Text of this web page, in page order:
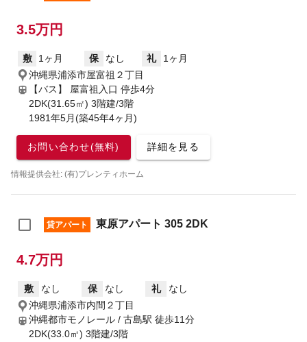
3.5万円
敷 1ヶ月 保 なし 礼
1ヶ月
沖縄県浦添市屋富祖２丁目
【バス】 屋富祖入口 停歩4分
2DK(31.65㎡) 3階建/3階
1981年5月(築45年4ヶ月)
お問い合わせ(無料) 詳細を見る
情報提供会社: (有)プレンティホーム
貸アパート 東原アパート 305 2DK
4.7万円
敷 なし 保 なし 礼
なし
沖縄県浦添市内間２丁目
沖縄都市モノレール / 古島駅 徒歩11分
2DK(33.0㎡) 3階建/3階